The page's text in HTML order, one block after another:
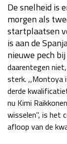
Kwalificatie
Race
Race
GP
Kwalificatie
GP SÃO
De snelheid is
morgen als
startplaatsen
is aan de
nieuwe pech
daarentegen
sterk. ,,Montoya
derde
nu Kimi
wisselen", is het
afloop van de